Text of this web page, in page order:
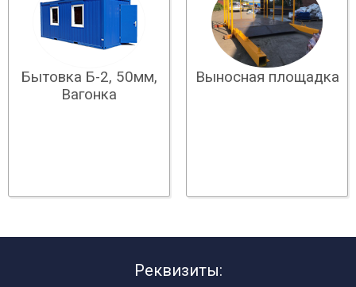
Бытовка Б-2, 50мм,
Вагонка
Выносная площадка
Реквизиты: